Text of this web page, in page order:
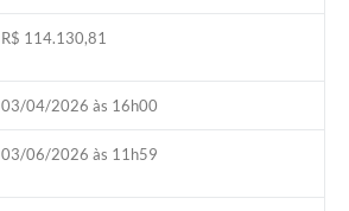
R$ 114.130,81
03/04/2026 às 16h00
03/06/2026 às 11h59